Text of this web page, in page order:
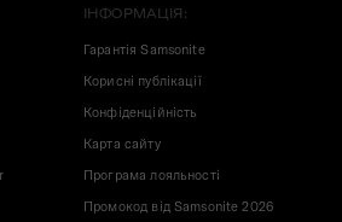
ІНФОРМАЦІЯ:
Гарантія Samsonite
Корисні публікації
Конфіденційність
Карта сайту
Програма лояльності
Промокод від Samsonite 2026